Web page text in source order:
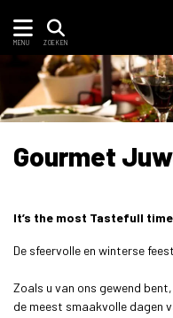
MENU ZOEKEN
Gourmet
It’s the most Tastefull
De sfeervolle en winterse
Zoals u van ons gewend
de meest smaakvolle dagen